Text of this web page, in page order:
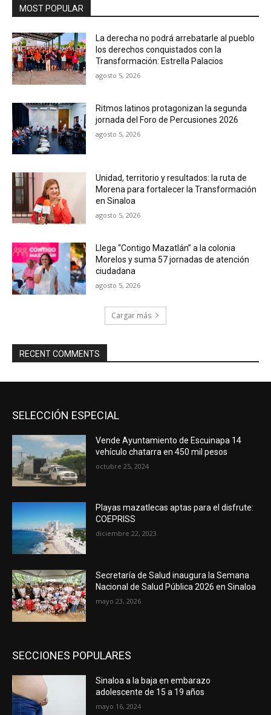
MOST POPULAR
La derecha no podrá arrebatarle al pueblo
los derechos conquistados con la
Transformación: Estrella Palacios
agosto 5, 2026
Ritmos latinos protagonizan la segunda
jornada del Foro de Percusiones 2026
agosto 5, 2026
Unidad, territorio y resultados: la ruta de
Morena para fortalecer la Transformación
en Sinaloa
agosto 5, 2026
Llega “Contigo Mazatlán” a la colonia
Morelos y suma 57 jornadas de atención
ciudadana
agosto 5, 2026
Cargar más
RECENT COMMENTS
SELECCIÓN ESPECIAL
Vende Ayuntamiento de Escuinapa 14
vehículo chatarra en 450 mil pesos
octubre 25, 2024
Playas mazatlecas aptas para el disfrute:
COEPRISS
diciembre 22, 2023
Secretaría de Salud inaugura la Semana
Nacional de Salud Pública 2026 en Sinaloa
mayo 23, 2026
SECCIONES POPULARES
Sinaloa a la baja en embarazo
adolescente de 15 a 19 años
mayo 16, 2024